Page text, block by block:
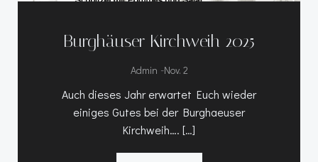
Burghäuser Kirchweih 2025
Admin -Nov. 2
Auch dieses Jahr erwartet Euch wieder
einiges Gutes bei der Burghaeuser
Kirchweih…. […]